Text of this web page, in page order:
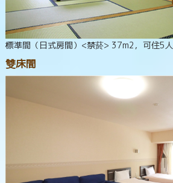
標準間（日式房間）<禁菸> 37m2，可住5人
雙床間